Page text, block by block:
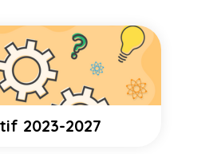
2023-2027